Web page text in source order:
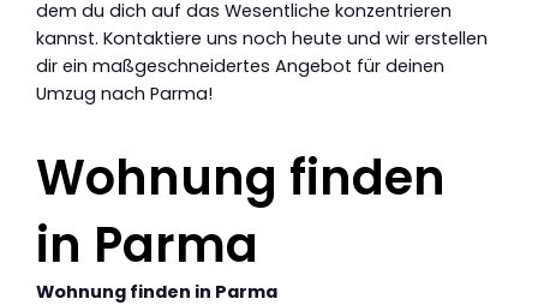
dem du dich auf das Wesentliche konzentrieren
kannst. Kontaktiere uns noch heute und wir erstellen
dir ein maßgeschneidertes Angebot für deinen
Umzug nach Parma!
Wohnung finden
in Parma
Wohnung finden in Parma